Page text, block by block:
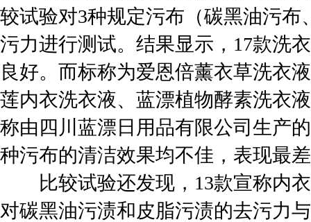
较试验对3种规定污布（碳黑油污
污力进行测试。结果显示，17款洗
良好。而标称为爱恩倍薰衣草洗衣
莲内衣洗衣液、蓝漂植物酵素洗衣
称由四川蓝漂日用品有限公司生产
种污布的清洁效果均不佳，表现最
比较试验还发现，13款宣称内衣
对碳黑油污渍和皮脂污渍的去污力